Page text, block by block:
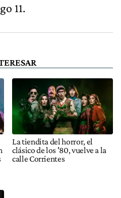
11.
La tiendita del horror, el
clásico de los '80, vuelve a la
calle Corrientes